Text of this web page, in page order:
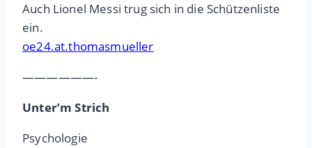
Auch Lionel Messi trug sich in die Schützenliste
ein.
oe24.at.thomasmueller
——————-
Unter’m Strich
Psychologie